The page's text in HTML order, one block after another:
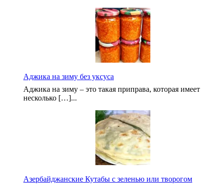
Аджика на зиму без уксуса
Аджика на зиму – это такая приправа, которая имеет
несколько […]...
Азербайджанские Кутабы с зеленью или творогом